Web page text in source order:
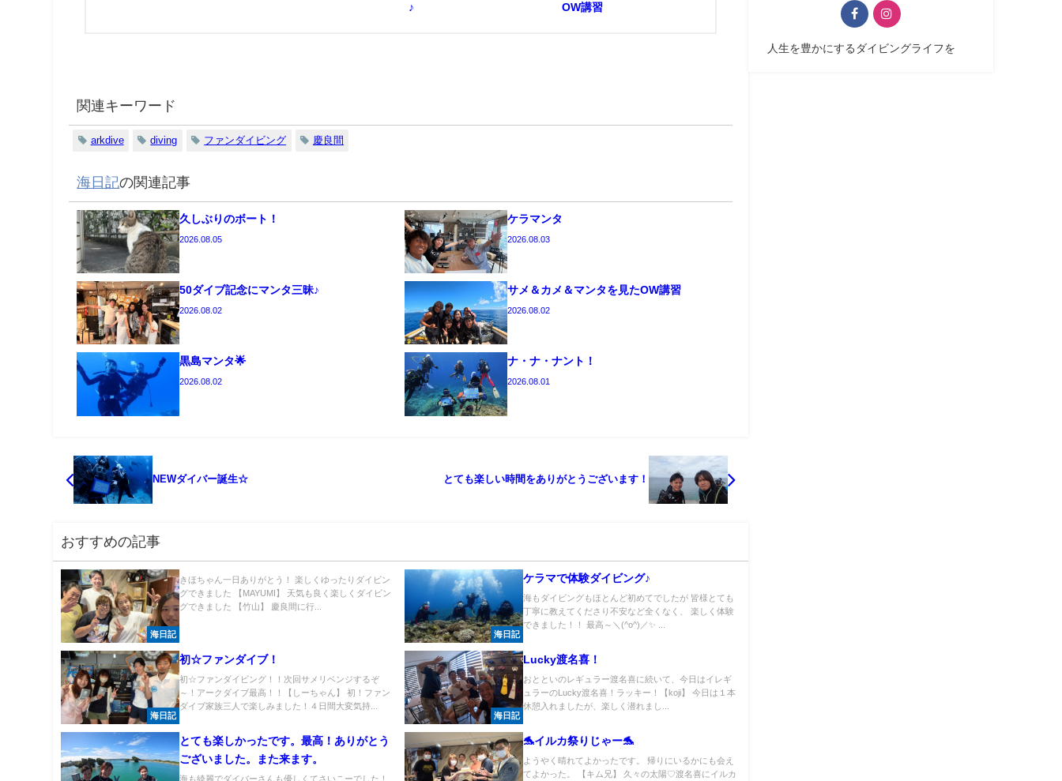
♪
OW講習
関連キーワード
arkdive diving ファンダイビング 慶良間
海日記の関連記事
久しぶりのボート！
2026.08.05
ケラマンタ
2026.08.03
50ダイブ記念にマンタ三昧♪
2026.08.02
サメ＆カメ＆マンタを見たOW講習
2026.08.02
黒島マンタ🌟
2026.08.02
ナ・ナ・ナント！
2026.08.01
NEWダイバー誕生☆ とても楽しい時間をありがとうございます！
おすすめの記事
海日記
きほちゃん一日ありがとう！ 楽しくゆったりダイビン
グできました 【MAYUMI】 天気も良く楽しくダイビン
グできました 【竹山】 慶良間に行...
海日記
ケラマで体験ダイビング♪
海もダイビングもほとんど初めてでしたが 皆様とても
丁寧に教えてくださり不安など全くなく、 楽しく体験
できました！！ 最高～＼(^o^)／✨ ...
海日記
初☆ファンダイブ！
初☆ファンダイビング！！次回サメリベンジするぞ
～！アークダイブ最高！！【しーちゃん】 初！ファン
ダイブ家族三人で楽しみました！４日間大変気持...
海日記
Lucky渡名喜！
おとといのレギュラー渡名喜に続いて、今日はイレギ
ュラーのLucky渡名喜！ラッキー！【koji】 今日は１本
休憩入れましたが、楽しく潜れまし...
とても楽しかったです。最高！ありがとう
ございました。また来ます。
海も綺麗でダイバーさんも優しくてさいこーでした！
🐬イルカ祭りじゃー🐬
ようやく晴れてよかったです。 帰りにいるかにも会え
てよかった。 【キム兄】 久々の太陽♡渡名喜にイルカ
人生を豊かにするダイビングライフを